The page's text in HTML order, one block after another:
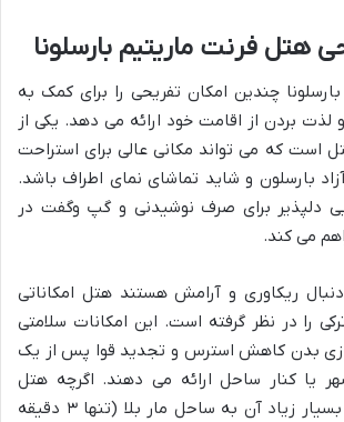
هتل فرنت ماریتیم بارسلونا
چندین امکان تفریحی را برای کمک به
لذت بردن از اقامت خود ارائه می دهد. یکی از
است که می تواند مکانی عالی برای استراحت
بارسلون و شاید تماشای نمای اطراف باشد.
دلپذیر برای صرف نوشیدنی و گپ وگفت در
می کند.
ریکاوری و آرامش هستند هتل امکاناتی
را در نظر گرفته است. این امکانات سلامتی
بدن کاهش استرس و تجدید قوا پس از یک
یا کنار ساحل ارائه می دهند. اگرچه هتل
استخر ندارد نزدیکی بسیار زیاد آن به ساحل مار بلا (تنها ۳ دقیقه